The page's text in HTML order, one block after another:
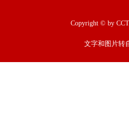
Copyright © by
文字和图片转